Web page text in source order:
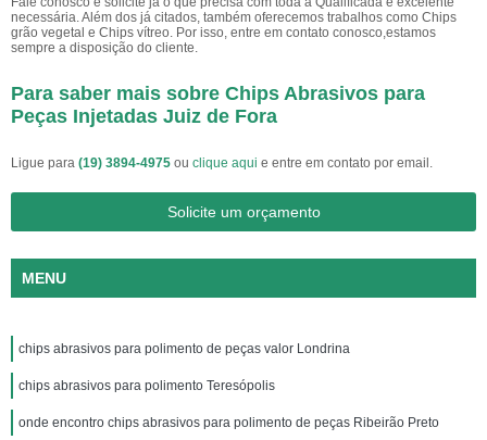
necessária. Além dos já citados, também oferecemos trabalhos como Chips
grão vegetal e Chips vítreo. Por isso, entre em contato conosco,estamos
sempre a disposição do cliente.
Para saber mais sobre Chips Abrasivos para
Peças Injetadas Juiz de Fora
Ligue para (19) 3894-4975 ou clique aqui e entre em contato por email.
Solicite um orçamento
MENU
chips abrasivos para polimento de peças valor Londrina
chips abrasivos para polimento Teresópolis
onde encontro chips abrasivos para polimento de peças Ribeirão Preto